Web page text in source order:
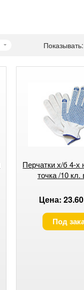
Показывать:
Перчатки х/б 4-х
точка /10 кл.
Цена:
Под